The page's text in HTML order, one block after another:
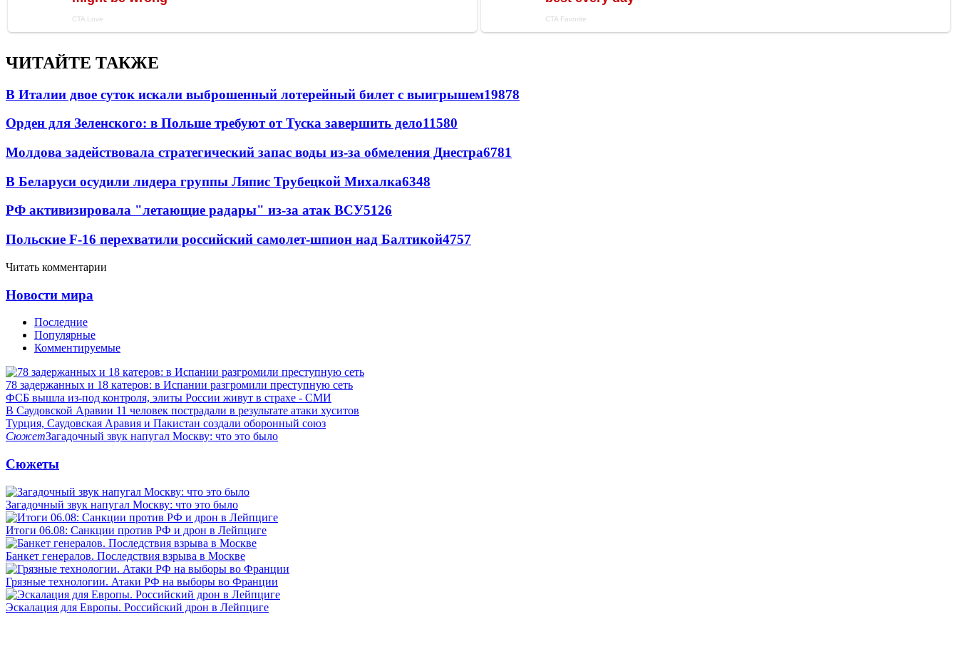
ЧИТАЙТЕ ТАКЖЕ
В Италии двое суток искали выброшенный лотерейный билет с выигрышем19878
Орден для Зеленского: в Польше требуют от Туска завершить дело11580
Молдова задействовала стратегический запас воды из-за обмеления Днестра6781
В Беларуси осудили лидера группы Ляпис Трубецкой Михалка6348
РФ активизировала "летающие радары" из-за атак ВСУ5126
Польские F-16 перехватили российский самолет-шпион над Балтикой4757
Читать комментарии
Новости мира
Последние
Популярные
Комментируемые
78 задержанных и 18 катеров: в Испании разгромили преступную сеть
ФСБ вышла из-под контроля, элиты России живут в страхе - СМИ
В Саудовской Аравии 11 человек пострадали в результате атаки хуситов
Турция, Саудовская Аравия и Пакистан создали оборонный союз
СюжетЗагадочный звук напугал Москву: что это было
Сюжеты
Загадочный звук напугал Москву: что это было
Итоги 06.08: Санкции против РФ и дрон в Лейпциге
Банкет генералов. Последствия взрыва в Москве
Грязные технологии. Атаки РФ на выборы во Франции
Эскалация для Европы. Российский дрон в Лейпциге